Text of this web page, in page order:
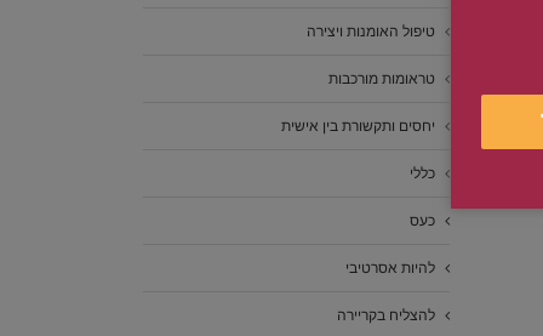
טיפול האומנות ויצירה
טראומות מורכבות
יחסים ותקשורת בין אישית
כללי
כעס
להיות אסרטיבי
להצליח בקריירה